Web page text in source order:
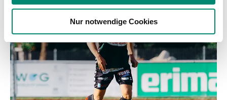
weiteren Daten zusammen, die Sie ihnen bereitgestellt
haben oder die sie im Rahmen Ihrer Nutzung der Dienste
gesammelt haben.
Weitere Details, insbesondere zu Speicherdauer und
Empfänger entnehmen Sie unserer
Datenschutzerklärung .
Nur notwendige Cookies